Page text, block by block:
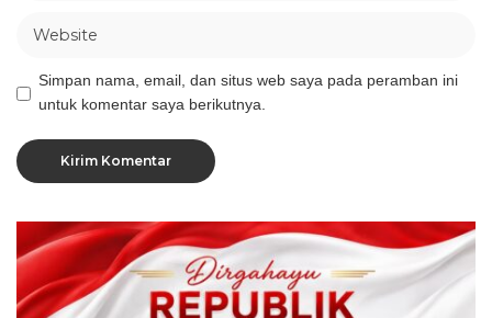
Simpan nama, email, dan situs web saya pada peramban ini
untuk komentar saya berikutnya.